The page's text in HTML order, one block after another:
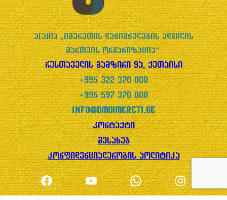
ა(ა)იპ „იმერეთის დანიშნულების ადგილის
მართვის ორგანიზაცია“
რუსთაველის გამზირი 9ა, ქუთაისი
+995 322 370 000
+995 597 370 000
info@dmoimereti.ge
კონტაქტი
შესახებ
კონფიდენციალურობის პოლიტიკა
Facebook YouTube WhatsApp Instagram